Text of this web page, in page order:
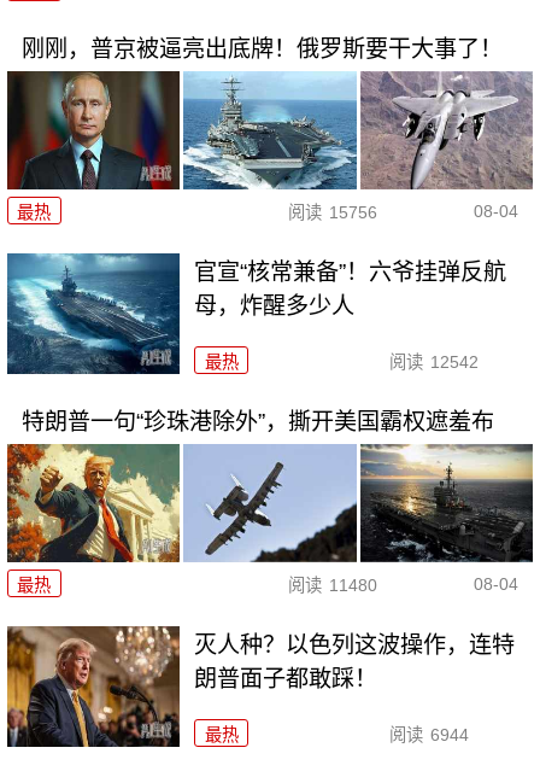
刚刚，普京被逼亮出底牌！俄罗斯要干大事了！
最热 阅读 15756 08-04
官宣“核常兼备”！六爷挂弹反航
母，炸醒多少人
最热 阅读 12542
特朗普一句“珍珠港除外”，撕开美国霸权遮羞布
最热 阅读 11480 08-04
灭人种？以色列这波操作，连特
朗普面子都敢踩！
最热 阅读 6944